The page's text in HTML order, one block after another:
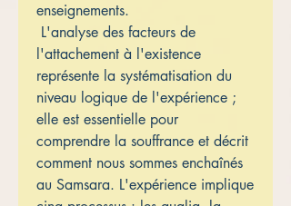
enseignements.
L'analyse des facteurs de
l'attachement à l'existence
représente la systématisation du
niveau logique de l'expérience ;
elle est essentielle pour
comprendre la souffrance et décrit
comment nous sommes enchaînés
au Samsara. L'expérience implique